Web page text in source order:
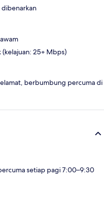
dibenarkan
25+ Mbps)
berbumbung percuma di
setiap pagi 7:00–9:30